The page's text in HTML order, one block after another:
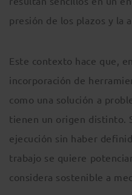
presión de los plazos y la
Este contexto hace que,
incorporación de
como una solución a
tienen un origen distinto.
ejecución sin haber
trabajo se quiere
considera sostenible a